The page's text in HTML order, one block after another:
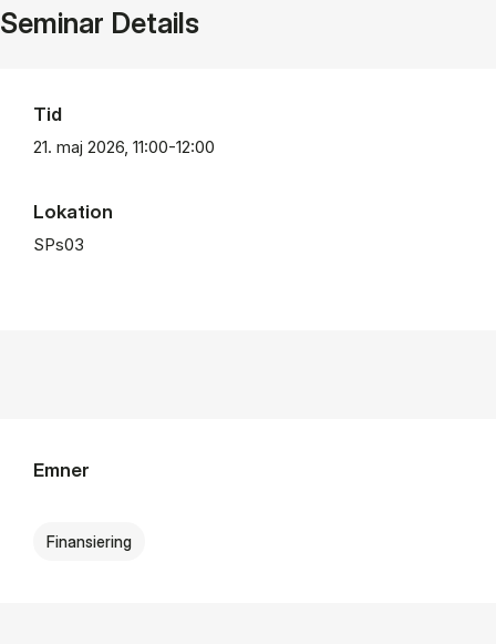
Seminar Details
Tid
21. maj 2026, 11:00-12:00
Lokation
SPs03
Emner
Finansiering